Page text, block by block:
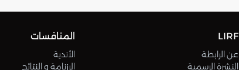
LIRF
عن الرابطة
النشرة الرسمية
المنافسات
الأندية
الرزنامة و النتائج